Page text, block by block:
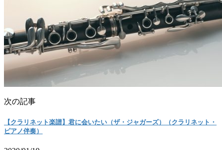
次の記事
【クラリネット楽譜】君に会いたい（ザ・ジャガーズ）（クラリネット・
ピアノ伴奏）